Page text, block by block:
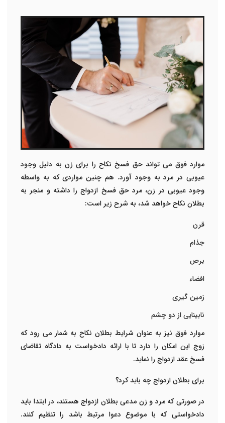
موارد فوق می تواند حق فسخ نکاح را برای زن به دلیل وجود
عیوبی در مرد به وجود آورد. هم چنین مواردی که به واسطه
وجود عیوبی در زن، مرد حق فسخ ازدواج را داشته و منجر به
بطلان نکاح خواهد شد، به شرح زیر است:
قرن
جذام
برص
افضاء
زمین گیری
نابینایی از دو چشم
موارد فوق نیز به عنوان شرایط بطلان نکاح به شمار می رود که
زوج این امکان را دارد تا با ارائه دادخواست به دادگاه تقاضای
فسخ عقد ازدواج را نماید.
برای بطلان ازدواج چه باید کرد؟
در صورتی که مرد و زن مدعی بطلان ازدواج هستند، در ابتدا باید
دادخواستی که با موضوع دعوا مرتبط باشد را تنظیم کنند.